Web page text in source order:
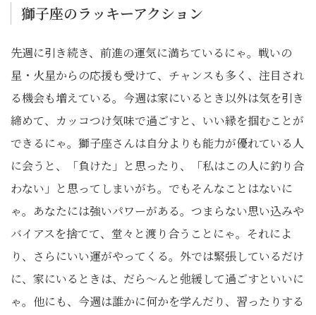
獅子座のラッキーアクション
先週に引き続き、前進の運気に満ちているにゃ。戦いの
星・火星からの応援も受けて、チャンスも多く、注目され
る機会も増えている。今週は家にいるとき以外は気を引き
締めて、カッコつけ気味で過ごすと、いい縁を掴むことが
できるにゃ。獅子座さんは自分よりも能力が優れている人
に会うと、「負けた」と思ったり、「私はこの人に釣り合
わない」と思ってしまいがち。でもそんなことはないに
ゃ。あなたには強いパワーがある。つまらない思い込みや
バイアスを捨てて、堂々と渡り合うことにゃ。それによ
り、さらにいい運がやってくる。外では緊張しているだけ
に、家にいるときは、だら〜んと弛緩して過ごすといいに
ゃ。他にも、今週は誰かに何かを学んだり、習ったりする